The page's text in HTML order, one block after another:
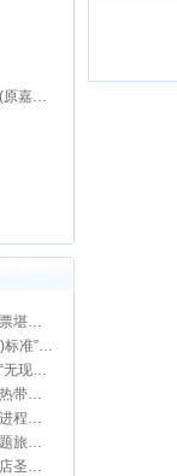
广州天河东站城际酒店(原嘉鸿华美达酒店)
上海迪士尼的狂欢：抢票堪比春运
“智慧酒店接口国家(GB)标准”正式立项
逸柏酒店集团首次开创“无现金酒店”
三亚文华东方酒店开启热带圣诞新年假期
厦门航空不断加快国际进程，开通两条悉尼航线
盘点藏匿全球的性爱主题旅行地
佛冈熹乐谷温泉度假酒店圣诞期间促销